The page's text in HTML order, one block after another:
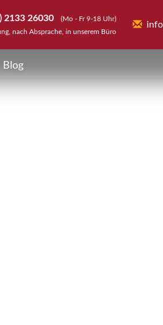
2133 26030
(Mo - Fr 9-18 Uhr)
nach Absprache, in unserem Büro
Blog